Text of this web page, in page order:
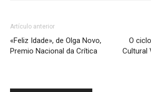
Artículo anterior
«Feliz Idade», de Olga Novo,
Premio Nacional da Crítica
O
Cultural